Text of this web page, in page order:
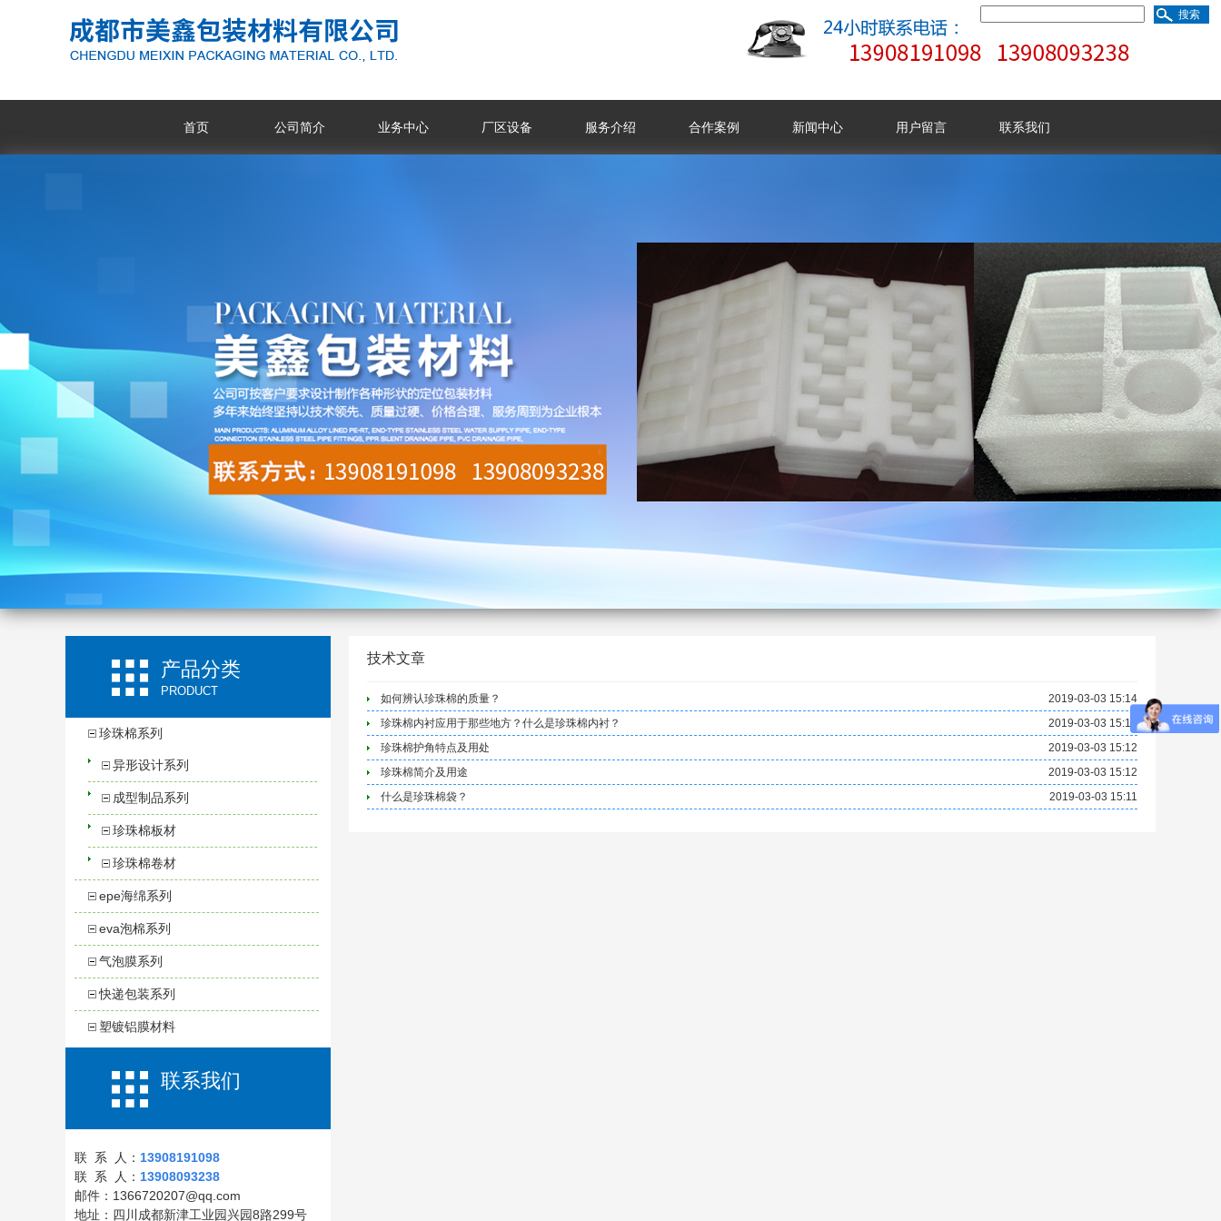
首页 公司简介 业务中心 厂区设备 服务介绍 合作案例 新闻中心 用户留言 联系我们
产品分类
PRODUCT
珍珠棉系列
异形设计系列
成型制品系列
珍珠棉板材
珍珠棉卷材
epe海绵系列
eva泡棉系列
气泡膜系列
快递包装系列
塑镀铝膜材料
联系我们
联 系 人： 13908191098
联 系 人： 13908093238
邮件：1366720207@qq.com
地址：四川成都新津工业园兴园8路299号
技术文章
如何辨认珍珠棉的质量？
2019-03-03 15:14
珍珠棉内衬应用于那些地方？什么是珍珠棉内衬？
2019-03-03 15:13
珍珠棉护角特点及用处
2019-03-03 15:12
珍珠棉简介及用途
2019-03-03 15:12
什么是珍珠棉袋？
2019-03-03 15:11